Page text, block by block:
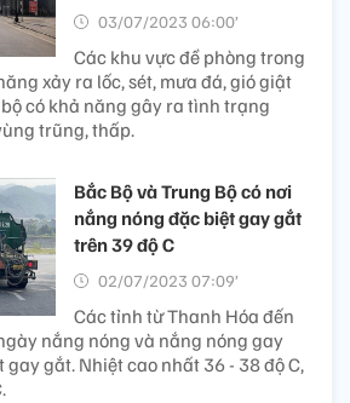
03/07/2023 06:00’
Các khu vực đề phòng trong
xảy ra lốc, sét, mưa đá, gió giật
có khả năng gây ra tình trạng
trũng, thấp.
Bắc Bộ và Trung Bộ có nơi
nắng nóng đặc biệt gay gắt
trên 39 độ C
02/07/2023 07:09’
Các tỉnh từ Thanh Hóa đến
nắng nóng và nắng nóng gay
gắt. Nhiệt cao nhất 36 - 38 độ C,